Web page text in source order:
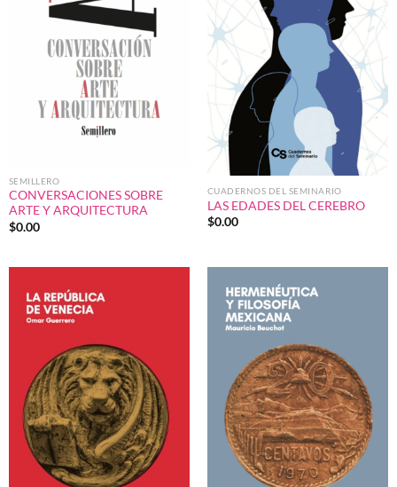
SEMILLERO
CONVERSACIONES SOBRE
ARTE Y ARQUITECTURA
$0.00
CUADERNOS DEL SEMINARIO
LAS EDADES DEL CEREBRO
$0.00